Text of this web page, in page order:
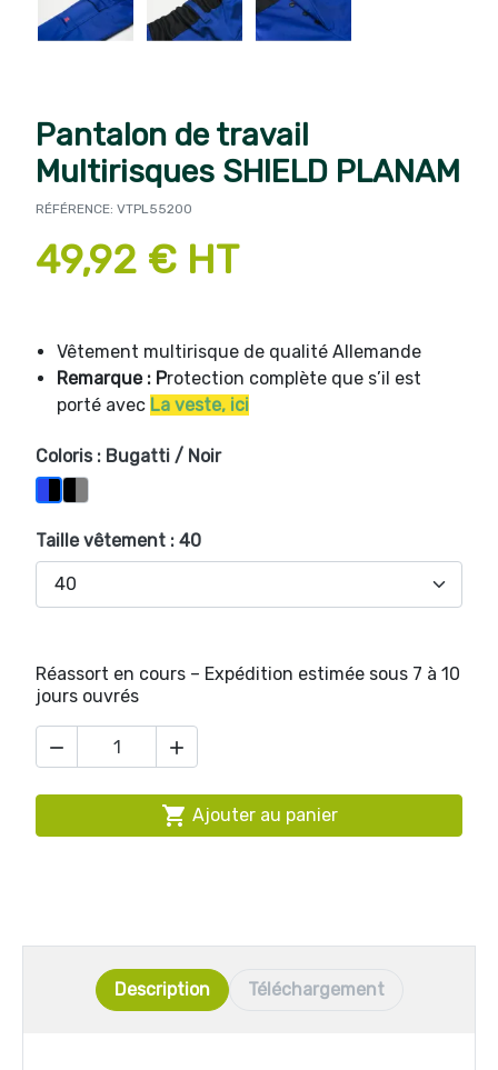
Pantalon de travail
Multirisques SHIELD PLANAM
RÉFÉRENCE: VTPL55200
49,92 € HT
Vêtement multirisque de qualité Allemande
Remarque : Protection complète que s’il est
porté avec La veste, ici
Coloris : Bugatti / Noir
Bugatti / Noir
Gris / Noir1
Taille vêtement : 40
Réassort en cours – Expédition estimée sous 7 à 10
jours ouvrés
 
 Ajouter au panier
Description Téléchargement